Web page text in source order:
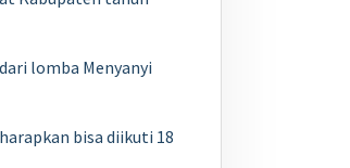
lomba Menyanyi
bisa diikuti 18